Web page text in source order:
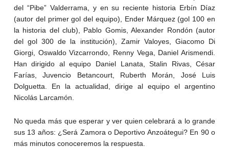
del “Pibe” Valderrama, y en su reciente historia Erbín Díaz
(autor del primer gol del equipo), Ender Márquez (gol 100 en
la historia del club), Pablo Gomis, Alexander Rondón (autor
del gol 300 de la institución), Zamir Valoyes, Giacomo Di
Giorgi, Oswaldo Vizcarrondo, Renny Vega, Daniel Arismendi.
Han dirigido al equipo Daniel Lanata, Stalin Rivas, César
Farías, Juvencio Betancourt, Ruberth Morán, José Luis
Dolguetta. En la actualidad, dirige al equipo el argentino
Nicolás Larcamón.
No queda más que esperar y ver quien celebrará a lo grande
sus 13 años: ¿Será Zamora o Deportivo Anzoátegui? En 90 o
más minutos conoceremos la respuesta.